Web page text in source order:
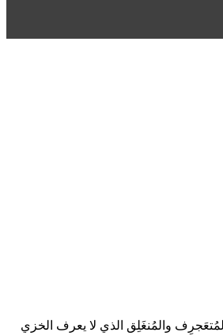
والمُنغَلِق الذي لا يعرف الخزي